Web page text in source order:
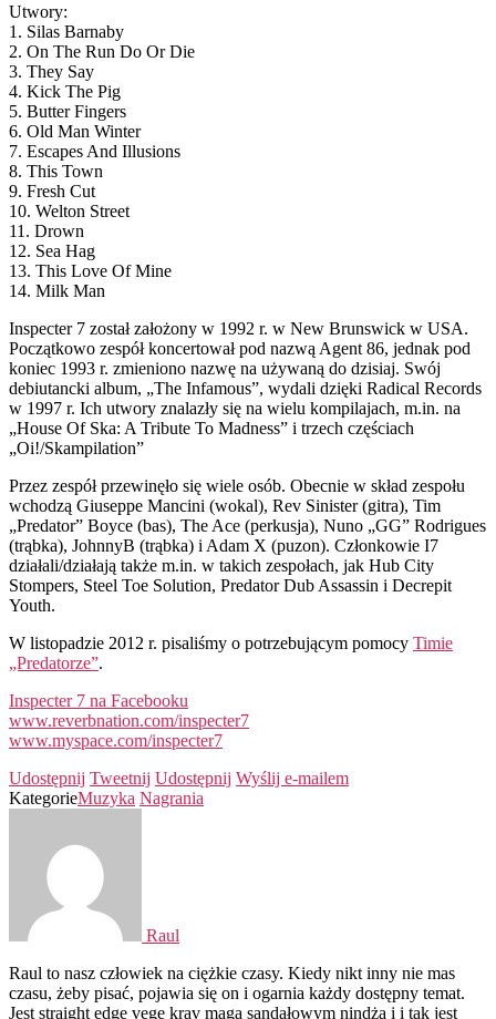
Utwory:
1. Silas Barnaby
2. On The Run Do Or Die
3. They Say
4. Kick The Pig
5. Butter Fingers
6. Old Man Winter
7. Escapes And Illusions
8. This Town
9. Fresh Cut
10. Welton Street
11. Drown
12. Sea Hag
13. This Love Of Mine
14. Milk Man
Inspecter 7 został założony w 1992 r. w New Brunswick w USA.
Początkowo zespół koncertował pod nazwą Agent 86, jednak pod
koniec 1993 r. zmieniono nazwę na używaną do dzisiaj. Swój
debiutancki album, „The Infamous”, wydali dzięki Radical Records
w 1997 r. Ich utwory znalazły się na wielu kompilajach, m.in. na
„House Of Ska: A Tribute To Madness” i trzech częściach
„Oi!/Skampilation”
Przez zespół przewinęło się wiele osób. Obecnie w skład zespołu
wchodzą Giuseppe Mancini (wokal), Rev Sinister (gitra), Tim
„Predator” Boyce (bas), The Ace (perkusja), Nuno „GG” Rodrigues
(trąbka), JohnnyB (trąbka) i Adam X (puzon). Członkowie I7
działali/działają także m.in. w takich zespołach, jak Hub City
Stompers, Steel Toe Solution, Predator Dub Assassin i Decrepit
Youth.
W listopadzie 2012 r. pisaliśmy o potrzebującym pomocy Timie
„Predatorze”.
Inspecter 7 na Facebooku
www.reverbnation.com/inspecter7
www.myspace.com/inspecter7
Udostępnij Tweetnij Udostępnij Wyślij e-mailem
KategorieMuzyka Nagrania
Raul
Raul to nasz człowiek na ciężkie czasy. Kiedy nikt inny nie mas
czasu, żeby pisać, pojawia się on i ogarnia każdy dostępny temat.
Jest straight edge vege krav maga sandałowym nindżą i i tak jest